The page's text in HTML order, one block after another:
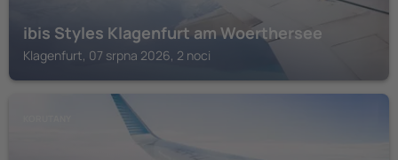
ibis Styles Klagenfurt am Woerthersee
Klagenfurt, 07 srpna 2026, 2 noci